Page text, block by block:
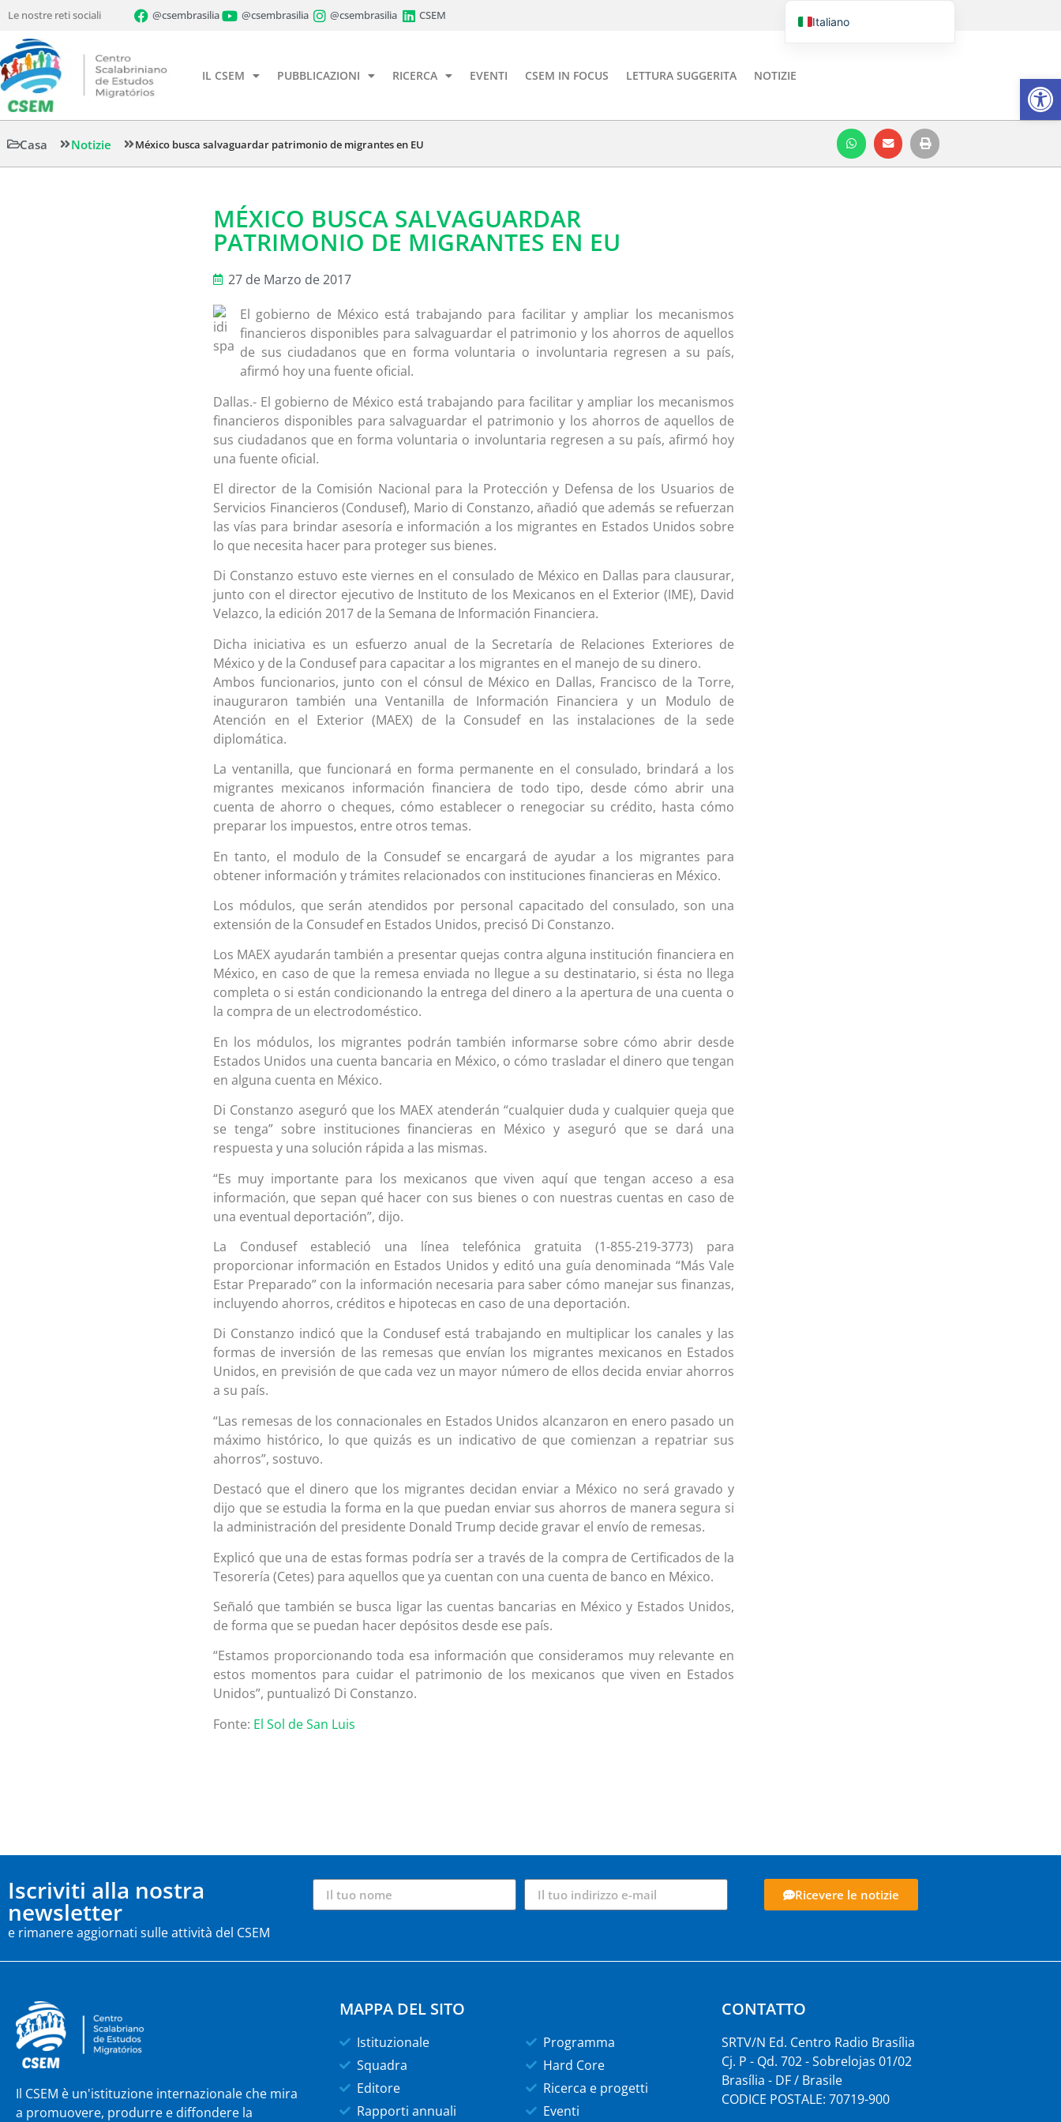
Le nostre reti sociali @csembrasilia @csembrasilia @csembrasilia CSEM
IL CSEM PUBBLICAZIONI RICERCA EVENTI CSEM IN FOCUS LETTURA SUGGERITA NOTIZIE
Casa Notizie México busca salvaguardar patrimonio de migrantes en EU
MÉXICO BUSCA SALVAGUARDAR
PATRIMONIO DE MIGRANTES EN EU
27 de Marzo de 2017
El gobierno de México está trabajando para facilitar y ampliar los mecanismos
financieros disponibles para salvaguardar el patrimonio y los ahorros de aquellos
de sus ciudadanos que en forma voluntaria o involuntaria regresen a su país,
afirmó hoy una fuente oficial.
Dallas.- El gobierno de México está trabajando para facilitar y ampliar los mecanismos
financieros disponibles para salvaguardar el patrimonio y los ahorros de aquellos de
sus ciudadanos que en forma voluntaria o involuntaria regresen a su país, afirmó hoy
una fuente oficial.
El director de la Comisión Nacional para la Protección y Defensa de los Usuarios de
Servicios Financieros (Condusef), Mario di Constanzo, añadió que además se refuerzan
las vías para brindar asesoría e información a los migrantes en Estados Unidos sobre
lo que necesita hacer para proteger sus bienes.
Di Constanzo estuvo este viernes en el consulado de México en Dallas para clausurar,
junto con el director ejecutivo de Instituto de los Mexicanos en el Exterior (IME), David
Velazco, la edición 2017 de la Semana de Información Financiera.
Dicha iniciativa es un esfuerzo anual de la Secretaría de Relaciones Exteriores de
México y de la Condusef para capacitar a los migrantes en el manejo de su dinero.
Ambos funcionarios, junto con el cónsul de México en Dallas, Francisco de la Torre,
inauguraron también una Ventanilla de Información Financiera y un Modulo de
Atención en el Exterior (MAEX) de la Consudef en las instalaciones de la sede
diplomática.
La ventanilla, que funcionará en forma permanente en el consulado, brindará a los
migrantes mexicanos información financiera de todo tipo, desde cómo abrir una
cuenta de ahorro o cheques, cómo establecer o renegociar su crédito, hasta cómo
preparar los impuestos, entre otros temas.
En tanto, el modulo de la Consudef se encargará de ayudar a los migrantes para
obtener información y trámites relacionados con instituciones financieras en México.
Los módulos, que serán atendidos por personal capacitado del consulado, son una
extensión de la Consudef en Estados Unidos, precisó Di Constanzo.
Los MAEX ayudarán también a presentar quejas contra alguna institución financiera en
México, en caso de que la remesa enviada no llegue a su destinatario, si ésta no llega
completa o si están condicionando la entrega del dinero a la apertura de una cuenta o
la compra de un electrodoméstico.
En los módulos, los migrantes podrán también informarse sobre cómo abrir desde
Estados Unidos una cuenta bancaria en México, o cómo trasladar el dinero que tengan
en alguna cuenta en México.
Di Constanzo aseguró que los MAEX atenderán “cualquier duda y cualquier queja que
se tenga” sobre instituciones financieras en México y aseguró que se dará una
respuesta y una solución rápida a las mismas.
“Es muy importante para los mexicanos que viven aquí que tengan acceso a esa
información, que sepan qué hacer con sus bienes o con nuestras cuentas en caso de
una eventual deportación”, dijo.
La Condusef estableció una línea telefónica gratuita (1-855-219-3773) para
proporcionar información en Estados Unidos y editó una guía denominada “Más Vale
Estar Preparado” con la información necesaria para saber cómo manejar sus finanzas,
incluyendo ahorros, créditos e hipotecas en caso de una deportación.
Di Constanzo indicó que la Condusef está trabajando en multiplicar los canales y las
formas de inversión de las remesas que envían los migrantes mexicanos en Estados
Unidos, en previsión de que cada vez un mayor número de ellos decida enviar ahorros
a su país.
“Las remesas de los connacionales en Estados Unidos alcanzaron en enero pasado un
máximo histórico, lo que quizás es un indicativo de que comienzan a repatriar sus
ahorros”, sostuvo.
Destacó que el dinero que los migrantes decidan enviar a México no será gravado y
dijo que se estudia la forma en la que puedan enviar sus ahorros de manera segura si
la administración del presidente Donald Trump decide gravar el envío de remesas.
Explicó que una de estas formas podría ser a través de la compra de Certificados de la
Tesorería (Cetes) para aquellos que ya cuentan con una cuenta de banco en México.
Señaló que también se busca ligar las cuentas bancarias en México y Estados Unidos,
de forma que se puedan hacer depósitos desde ese país.
“Estamos proporcionando toda esa información que consideramos muy relevante en
estos momentos para cuidar el patrimonio de los mexicanos que viven en Estados
Unidos”, puntualizó Di Constanzo.
Fonte: El Sol de San Luis
Iscriviti alla nostra
newsletter
e rimanere aggiornati sulle attività del CSEM
Ricevere le notizie
Il CSEM è un'istituzione internazionale che mira
a promuovere, produrre e diffondere la
MAPPA DEL SITO
Istituzionale
Squadra
Editore
Rapporti annuali
Programma
Hard Core
Ricerca e progetti
Eventi
CONTATTO
SRTV/N Ed. Centro Radio Brasília
Cj. P - Qd. 702 - Sobrelojas 01/02
Brasília - DF / Brasile
CODICE POSTALE: 70719-900
Aprire
Italiano